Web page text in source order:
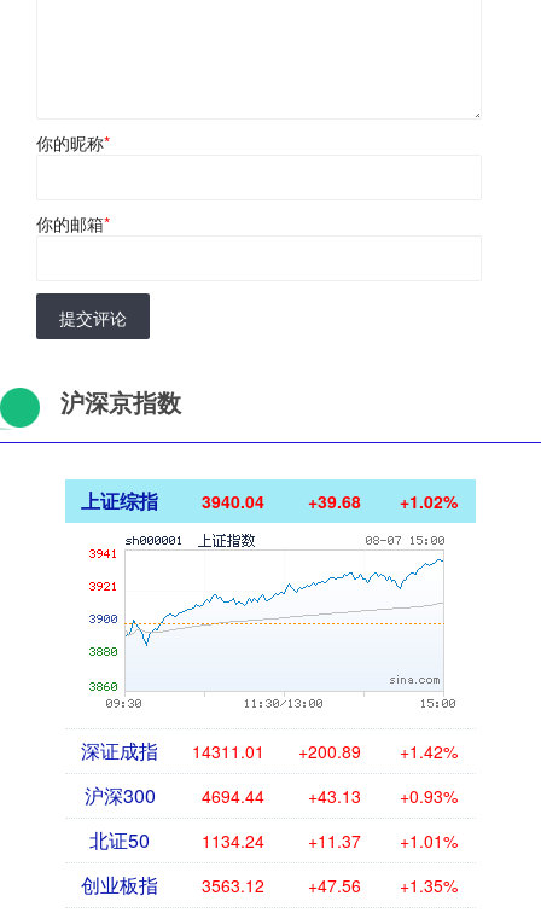
你的昵称*
你的邮箱*
提交评论
沪深京指数
上证综指 3940.04 +39.68 +1.02%
深证成指 14311.01 +200.89 +1.42%
沪深300 4694.44 +43.13 +0.93%
北证50 1134.24 +11.37 +1.01%
创业板指 3563.12 +47.56 +1.35%